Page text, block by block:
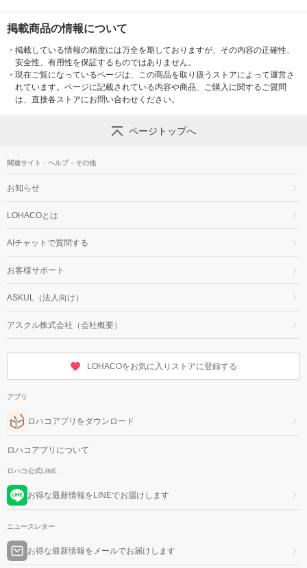
掲載商品の情報について
・ 掲載している情報の精度には万全を期しておりますが、その内容の正確性、
安全性、有用性を保証するものではありません。
・ 現在ご覧になっているページは、この商品を取り扱うストアによって運営さ
れています。ページに記載されている内容や商品、ご購入に関するご質問
は、直接各ストアにお問い合わせください。
ページトップへ
関連サイト・ヘルプ・その他
お知らせ
LOHACOとは
AIチャットで質問する
お客様サポート
ASKUL（法人向け）
アスクル株式会社（会社概要）
LOHACOをお気に入りストアに登録する
アプリ
ロハコアプリをダウンロード
ロハコアプリについて
ロハコ公式LINE
お得な最新情報をLINEでお届けします
ニュースレター
お得な最新情報をメールでお届けします